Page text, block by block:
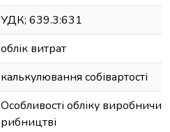
УДК; 639.3:631
облік витрат
калькулювання собівартості
Особливості обліку
рибництві